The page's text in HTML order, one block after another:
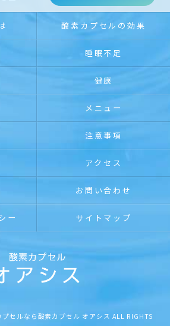
酸素カプセルの効果
睡眠不足
健康
メニュー
注意事項
アクセス
お問い合わせ
ー サイトマップ
セルなら酸素カプセル オアシス ALL RIGHTS